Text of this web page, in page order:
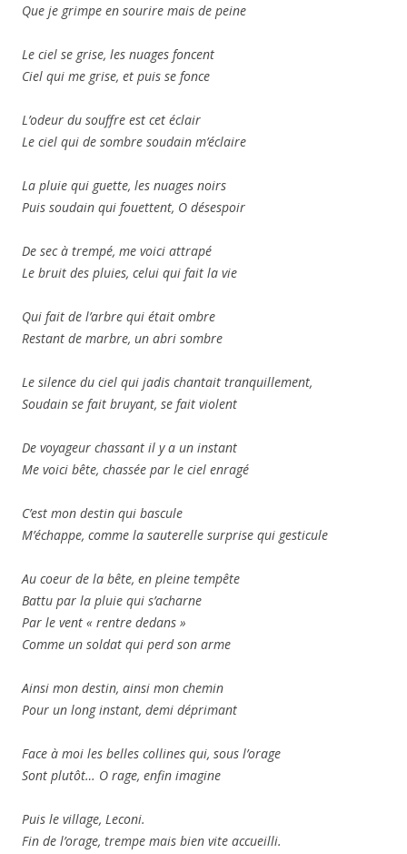
Que je grimpe en sourire mais de peine
Le ciel se grise, les nuages foncent
Ciel qui me grise, et puis se fonce
L’odeur du souffre est cet éclair
Le ciel qui de sombre soudain m’éclaire
La pluie qui guette, les nuages noirs
Puis soudain qui fouettent, O désespoir
De sec à trempé, me voici attrapé
Le bruit des pluies, celui qui fait la vie
Qui fait de l’arbre qui était ombre
Restant de marbre, un abri sombre
Le silence du ciel qui jadis chantait tranquillement,
Soudain se fait bruyant, se fait violent
De voyageur chassant il y a un instant
Me voici bête, chassée par le ciel enragé
C’est mon destin qui bascule
M’échappe, comme la sauterelle surprise qui gesticule
Au coeur de la bête, en pleine tempête
Battu par la pluie qui s’acharne
Par le vent « rentre dedans »
Comme un soldat qui perd son arme
Ainsi mon destin, ainsi mon chemin
Pour un long instant, demi déprimant
Face à moi les belles collines qui, sous l’orage
Sont plutôt… O rage, enfin imagine
Puis le village, Leconi.
Fin de l’orage, trempe mais bien vite accueilli.